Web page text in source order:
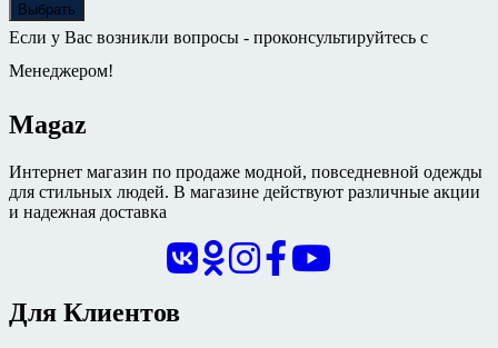
Выбрать
Если у Вас возникли вопросы - проконсультируйтесь с
Менеджером!
Magaz
Интернет магазин по продаже модной, повседневной одежды
для стильных людей. В магазине действуют различные акции
и надежная доставка
Для Клиентов